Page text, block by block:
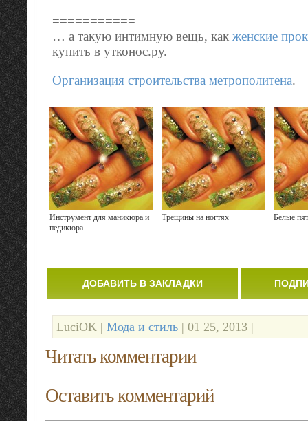
===========
… а такую интимную вещь, как женские
купить в утконос.ру.
Организация строительства метрополитена.
Инструмент для маникюра и
педикюра
Трещины на ногтях Белые
ДОБАВИТЬ В ЗАКЛАДКИ
LuciOK | Мода и стиль | 01 25, 2013 |
Читать комментарии
Оставить комментарий